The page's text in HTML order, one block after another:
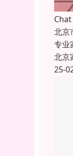
北京
专业
北京
25-